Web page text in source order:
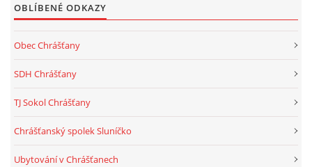
OBLÍBENÉ ODKAZY
Obec Chrášťany
SDH Chrášťany
TJ Sokol Chrášťany
Chrášťanský spolek Sluníčko
Ubytování v Chrášťanech